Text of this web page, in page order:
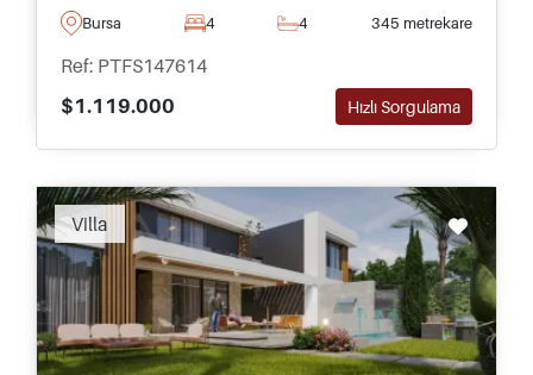
özel Özlüce villaları satışta.
Bursa 4 4 345 metrekare
Ref: PTFS147614
$1.119.000
Hızlı Sorgulama
Villa
Recommended